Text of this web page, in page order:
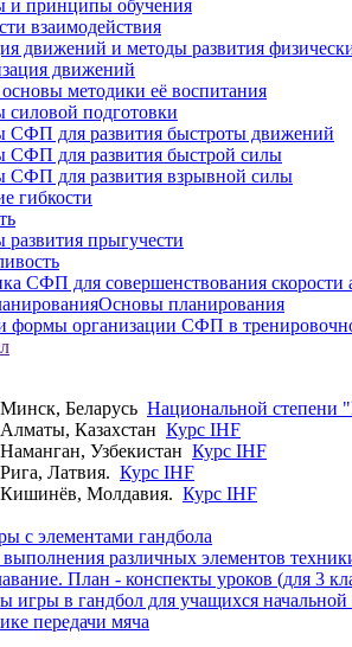
и принципы обучения
взаимодействия
движений
методики её воспитания
силовой подготовки
СФП для развития быстроты движений
СФП для развития быстрой силы
СФП для развития взрывной силы
гибкости
прыгучести
СФП для совершенствования скорости
Основы планирования
формы организации СФП в
Беларусь Национальной степени
Казахстан Курс IHF
Узбекистан Курс IHF
Латвия. Курс IHF
Кишинёв, Молдавия. Курс IHF
с элементами гандбола
различных элементов
План - конспекты уроков (для 3
игры в гандбол для учащихся
передачи мяча